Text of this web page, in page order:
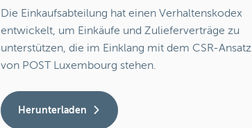
Die Einkaufsabteilung hat einen Verhaltenskodex
entwickelt, um Einkäufe und Zulieferverträge zu
unterstützen, die im Einklang mit dem CSR-Ansatz
von POST Luxembourg stehen.
Herunterladen